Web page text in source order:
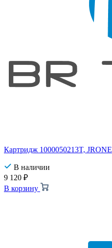
Картридж 1000050213T, JRONE
В наличии
9 120 ₽
В корзину